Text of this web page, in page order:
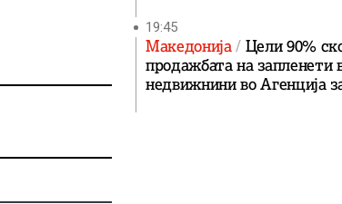
19:45
Македонија Цели 90%
продажбата на запленети
недвижнини во Агенција